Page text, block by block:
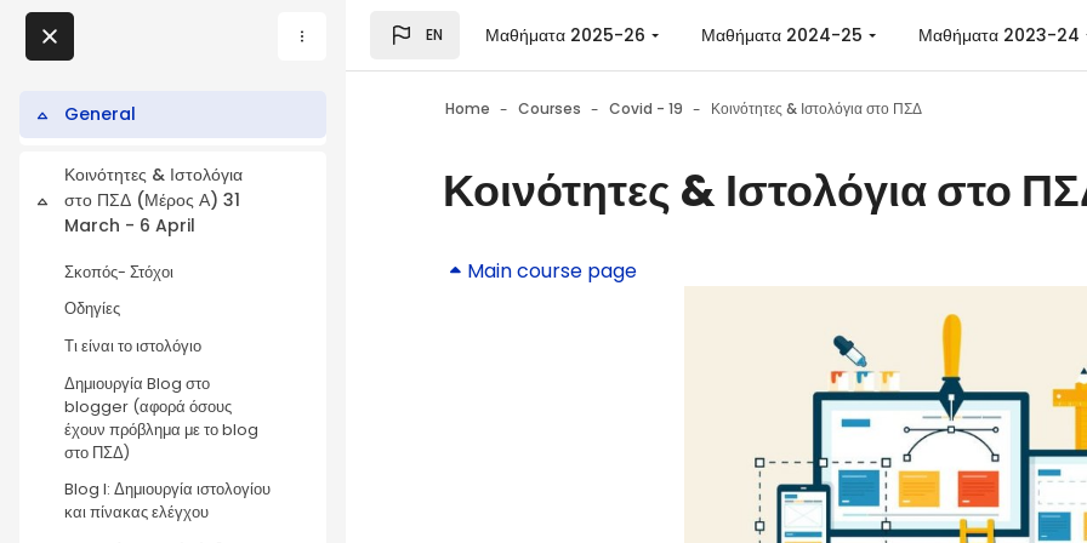
Blocks
Collapse
General
Collapse
Κοινότητες & Ιστολόγια
στο ΠΣΔ (Μέρος Α) 31
March - 6 April
Σκοπός- Στόχοι
Οδηγίες
Τι είναι το ιστολόγιο
Δημιουργία Blog στο
blogger (αφορά όσους
έχουν πρόβλημα με το blog
στο ΠΣΔ)
Blog I: Δημιουργία ιστολογίου
και πίνακας ελέγχου
EN Μαθήματα 2025-26 Μαθήματα 2024-25 Μαθήματα 2023-24
Home Courses Covid - 19 Κοινότητες & Ιστολόγια στο ΠΣΔ
Blocks
Κοινότητες & Ιστολόγια στο
Blocks
Main course page